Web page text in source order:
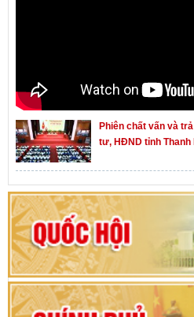
Phiên chất vấn và
tư, HĐND tỉnh Thanh
Khai mạc kỳ họp thứ
Hướng dẫn quy
khoá XVI và đại
2026-2031
80 năm Quốc hội